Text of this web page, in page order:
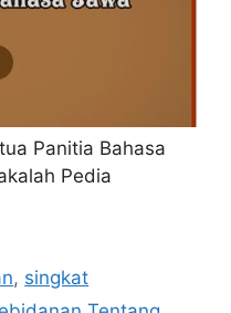
Panitia Bahasa
Pedia
, singkat